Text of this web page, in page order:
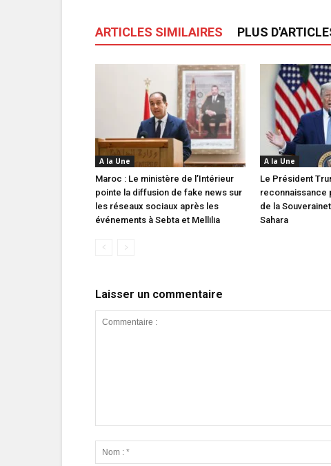
ARTICLES SIMILAIRES PLUS
A la Une
Maroc : Le ministère de l’Intérieur
pointe la diffusion de fake news sur
les réseaux sociaux après les
événements à Sebta et Mellilia
A la Une
Le Président
reconnaissance
de la
Sahara
Laisser un commentaire